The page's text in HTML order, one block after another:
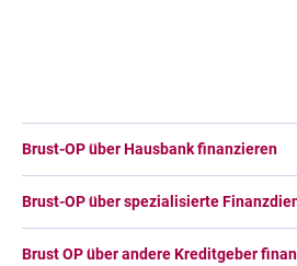
Brust-OP über Hausbank finanzieren
Brust-OP über spezialisierte
Brust OP über andere Kreditgeber